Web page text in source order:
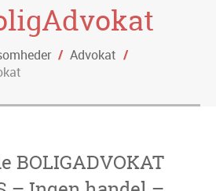
/ Advokat /
BOLIGADVOKAT